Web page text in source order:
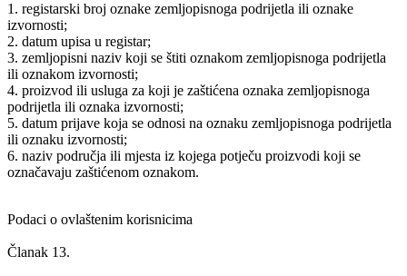
1. registarski broj oznake zemljopisnoga podrijetla ili oznake
izvornosti;
2. datum upisa u registar;
3. zemljopisni naziv koji se štiti oznakom zemljopisnoga podrijetla
ili oznakom izvornosti;
4. proizvod ili usluga za koji je zaštićena oznaka zemljopisnoga
podrijetla ili oznaka izvornosti;
5. datum prijave koja se odnosi na oznaku zemljopisnoga podrijetla
ili oznaku izvornosti;
6. naziv područja ili mjesta iz kojega potječu proizvodi koji se
označavaju zaštićenom oznakom.
Podaci o ovlaštenim korisnicima
Članak 13.